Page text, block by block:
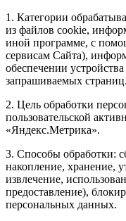
1. Категории
из файлов cookie,
иной программе, с
сервисам Сайта),
обеспечении
запрашиваемых страниц.
2. Цель обработки
пользовательской
«Яндекс.Метрика».
3. Способы обработки:
накопление, хранение,
извлечение,
предоставление),
персональных данных.